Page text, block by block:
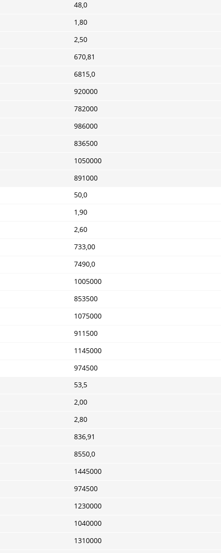
48,0
1,80
2,50
670,81
6815,0
920000
782000
986000
836500
1050000
891000
50,0
1,90
2,60
733,00
7490,0
1005000
853500
1075000
911500
1145000
974500
53,5
2,00
2,80
836,91
8550,0
1445000
974500
1230000
1040000
1310000